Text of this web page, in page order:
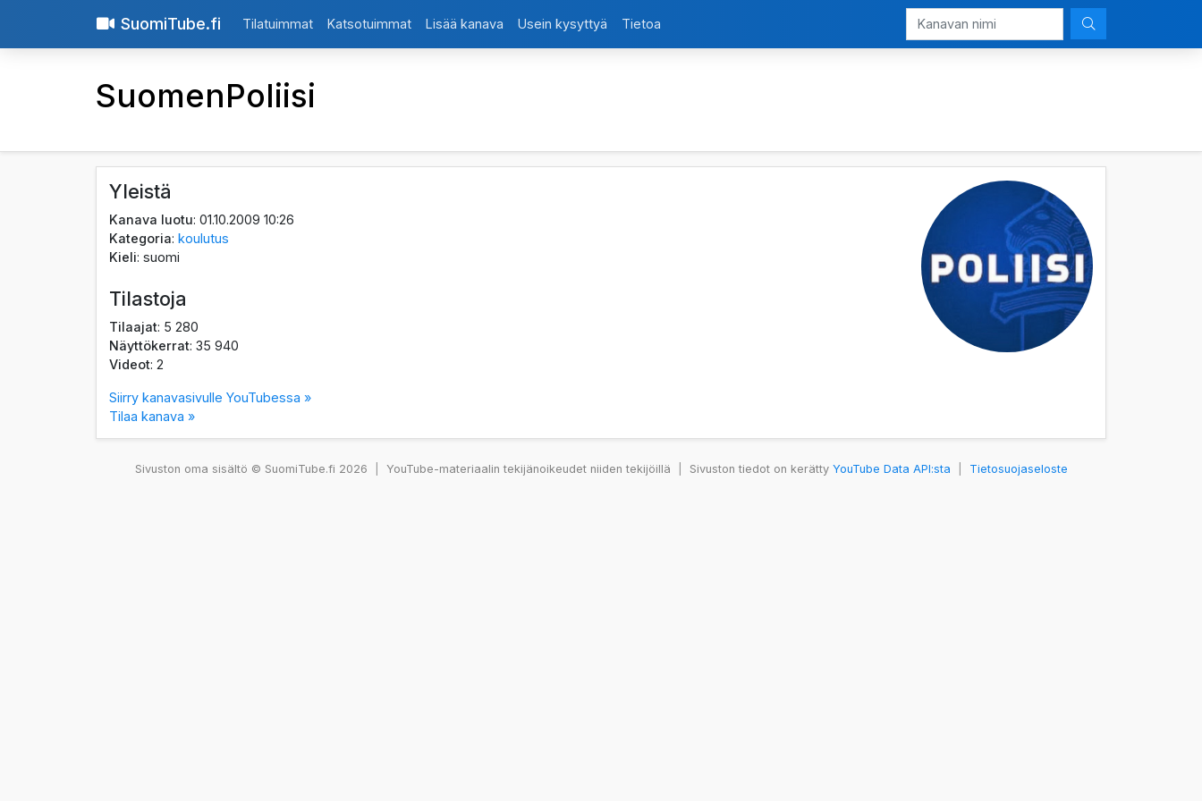
SuomiTube.fi Tilatuimmat Katsotuimmat Lisää kanava Usein kysyttyä Tietoa
SuomenPoliisi
Yleistä
Kanava luotu: 01.10.2009 10:26
Kategoria:koulutus
Kieli: suomi
Tilastoja
Tilaajat: 5 280
Näyttökerrat: 35 940
Videot: 2
Siirry kanavasivulle YouTubessa »
Tilaa kanava »
Sivuston oma sisältö © SuomiTube.fi 2026 YouTube-materiaalin tekijänoikeudet niiden tekijöillä Sivuston tiedot on kerätty YouTube Data API:sta Tietosuojaseloste